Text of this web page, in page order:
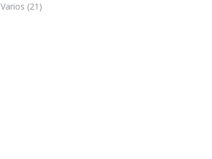
Varios (21)